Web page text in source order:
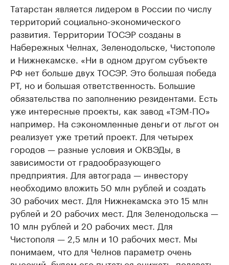
Татарстан является лидером в России по числу
территорий социально-экономического
развития. Территории ТОСЭР созданы в
Набережных Челнах, Зеленодольске, Чистополе
и Нижнекамске. «Ни в одном другом субъекте
РФ нет больше двух ТОСЭР. Это большая победа
РТ, но и большая ответственность. Большие
обязательства по заполнению резидентами. Есть
уже интересные проекты, как завод «ТЭМ-ПО»
например. На сэкономленные деньги от льгот он
реализует уже третий проект. Для четырех
городов — разные условия и ОКВЭДы, в
зависимости от градообразующего
предприятия. Для автограда — инвестору
необходимо вложить 50 млн рублей и создать
30 рабочих мест. Для Нижнекамска это 15 млн
рублей и 20 рабочих мест. Для Зеленодольска —
10 млн рублей и 20 рабочих мест. Для
Чистополя — 2,5 млн и 10 рабочих мест. Мы
понимаем, что для Челнов параметр очень